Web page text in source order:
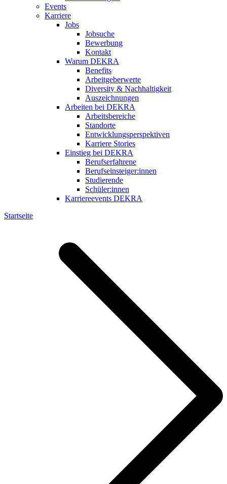
Events
Karriere
Jobs
Jobsuche
Bewerbung
Kontakt
Warum DEKRA
Benefits
Arbeitgeberwerte
Diversity & Nachhaltigkeit
Auszeichnungen
Arbeiten bei DEKRA
Arbeitsbereiche
Standorte
Entwicklungsperspektiven
Karriere Stories
Einstieg bei DEKRA
Berufserfahrene
Berufseinsteiger:innen
Studierende
Schüler:innen
Karriereevents DEKRA
Startseite